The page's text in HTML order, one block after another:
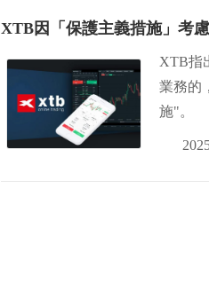
XTB因「保護主義措施」考
XTB指
業務的
施"。